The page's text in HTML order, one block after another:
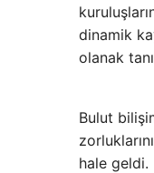
dinamik
olanak
Bulut
hale geldi.